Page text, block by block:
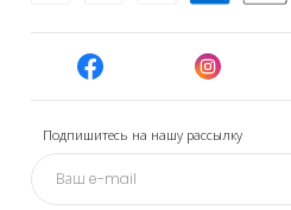
Подпишитесь на нашу рассылку